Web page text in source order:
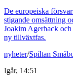
De europeiska
stigande omsättning
Joakim Agerback
ny tillväxtfas.
nyheter/Spiltan
Igår, 14:51